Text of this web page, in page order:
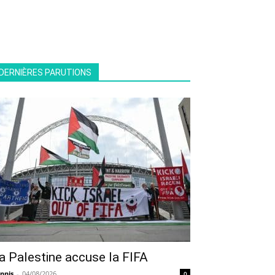
PARUTIONS
Palestine accuse la FIFA